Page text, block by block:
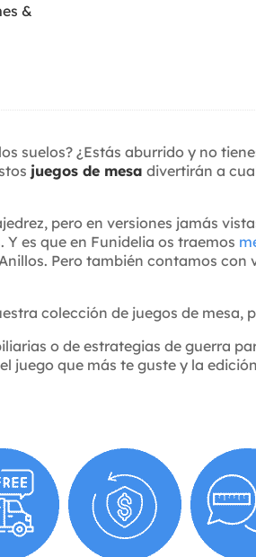
&
suelos? ¿Estás aburrido y no
juegos de mesa divertirán a
pero en versiones jamás
es que en Funidelia os traemos
Pero también contamos
colección de juegos de mesa,
o de estrategias de guerra
que más te guste y la